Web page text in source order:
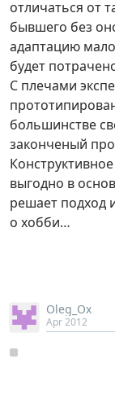
отличаться от
бывшего без
адаптацию
будет
С плечами
большинстве
законченый
выгодно в
решает подход
о хобби…
Oleg_Ox
Apr 2012